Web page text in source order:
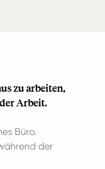
zu arbeiten,
Arbeit.
Büro.
der